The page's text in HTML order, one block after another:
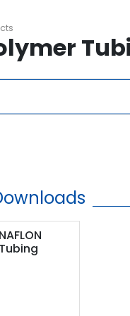
NAFLON
Tubing